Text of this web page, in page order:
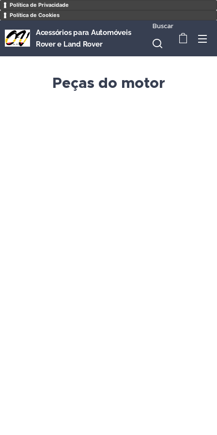
Política de Privacidade
Política de Cookies
Acessórios para Automóveis
Rover e Land Rover
Buscar
Peças do motor